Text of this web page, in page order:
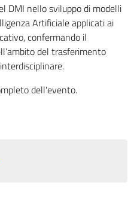
DMI nello sviluppo di modelli
Artificiale applicati ai
confermando il
del trasferimento
dell'evento.